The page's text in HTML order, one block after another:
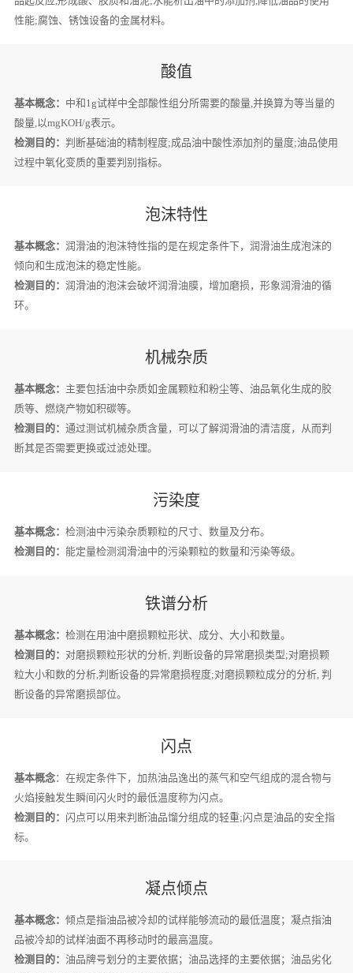
性能;腐蚀、锈蚀设备的金属材料。
酸值
基本概念： 中和1g试样中全部酸性组分所需要的酸量,并换算为等当量的
酸量,以mgKOH/g表示。
检测目的： 判断基础油的精制程度;成品油中酸性添加剂的量度;油品使用
过程中氧化变质的重要判别指标。
泡沫特性
基本概念： 润滑油的泡沫特性指的是在规定条件下，润滑油生成泡沫的
倾向和生成泡沫的稳定性能。
检测目的： 润滑油的泡沫会破坏润滑油膜，增加磨损，形象润滑油的循
环。
机械杂质
基本概念： 主要包括油中杂质如金属颗粒和粉尘等、油品氧化生成的胶
质等、燃烧产物如积碳等。
检测目的： 通过测试机械杂质含量，可以了解润滑油的清洁度，从而判
断其是否需要更换或过滤处理。
污染度
基本概念： 检测油中污染杂质颗粒的尺寸、数量及分布。
检测目的： 能定量检测润滑油中的污染颗粒的数量和污染等级。
铁谱分析
基本概念： 检测在用油中磨损颗粒形状、成分、大小和数量。
检测目的： 对磨损颗粒形状的分析, 判断设备的异常磨损类型;对磨损颗
粒大小和数的分析,判断设备的异常磨损程度;对磨损颗粒成分的分析, 判
断设备的异常磨损部位。
闪点
基本概念：在规定条件下，加热油品逸出的蒸气和空气组成的混合物与
火焰接触发生瞬间闪火时的最低温度称为闪点。
检测目的： 闪点可以用来判断油品馏分组成的轻重;闪点是油品的安全指
标。
凝点倾点
基本概念： 倾点是指油品被冷却的试样能够流动的最低温度；凝点指油
品被冷却的试样油面不再移动时的最高温度。
检测目的： 油品牌号划分的主要依据；油品选择的主要依据；油品劣化